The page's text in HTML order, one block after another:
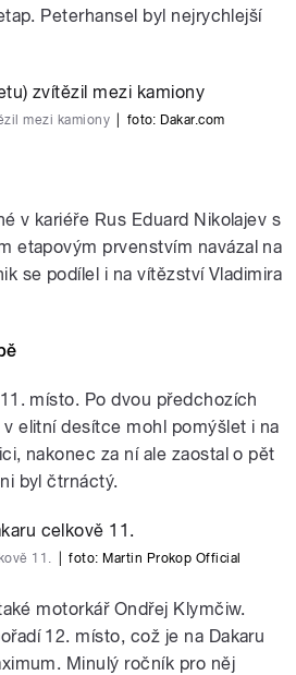
Peterhansel byl nejrychlejší
mezi kamiony foto:Dakar.com
v kariéře Rus Eduard Nikolajev s
etapovým prvenstvím navázal na
se podílel i na vítězství Vladimira
místo. Po dvou předchozích
elitní desítce mohl pomýšlet i na
nakonec za ní ale zaostal o pět
byl čtrnáctý.
11. foto:Martin Prokop Official
motorkář Ondřej Klymčiw.
12. místo, což je na Dakaru
Minulý ročník pro něj